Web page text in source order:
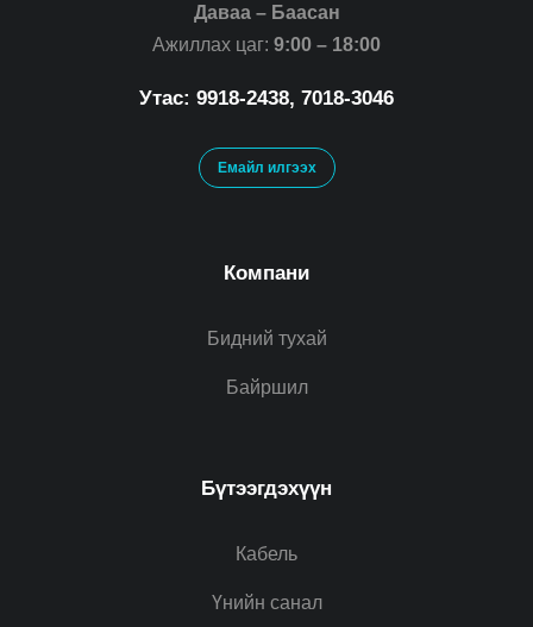
Даваа – Баасан
Ажиллах цаг: 9:00 – 18:00
Утас: 9918-2438, 7018-3046
Емайл илгээх
Компани
Бидний тухай
Байршил
Бүтээгдэхүүн
Кабель
Үнийн санал